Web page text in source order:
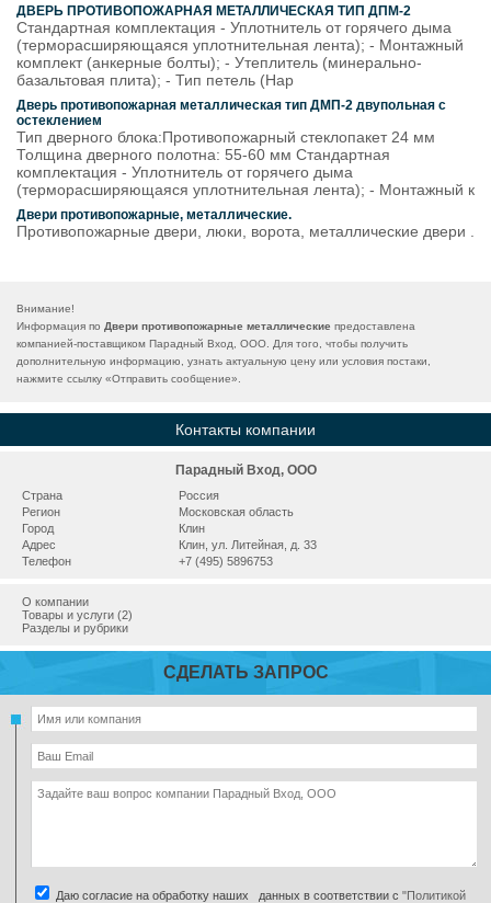
ДВЕРЬ ПРОТИВОПОЖАРНАЯ МЕТАЛЛИЧЕСКАЯ ТИП ДПМ-2
Стандартная комплектация - Уплотнитель от горячего дыма
(терморасширяющаяся уплотнительная лента); - Монтажный
комплект (анкерные болты); - Утеплитель (минерально-
базальтовая плита); - Тип петель (Нар
Дверь противопожарная металлическая тип ДМП-2 двупольная с
остеклением
Тип дверного блока:Противопожарный стеклопакет 24 мм
Толщина дверного полотна: 55-60 мм Стандартная
комплектация - Уплотнитель от горячего дыма
(терморасширяющаяся уплотнительная лента); - Монтажный к
Двери противопожарные, металлические.
Противопожарные двери, люки, ворота, металлические двери .
Внимание!
Информация по Двери противопожарные металлические предоставлена
компанией-поставщиком Парадный Вход, ООО. Для того, чтобы получить
дополнительную информацию, узнать актуальную цену или условия постаки,
нажмите ссылку «Отправить сообщение».
Контакты компании
Парадный Вход, ООО
Страна
Россия
Регион
Московская область
Город
Клин
Адрес
Клин, ул. Литейная, д. 33
Телефон
+7 (495) 5896753
О компании
Товары и услуги (2)
Разделы и рубрики
СДЕЛАТЬ ЗАПРОС
Даю согласие на обработку наших данных в соответствии с "Политикой